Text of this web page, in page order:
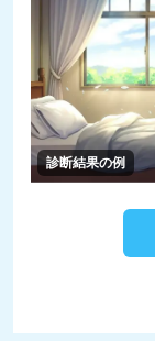
診断結果の例